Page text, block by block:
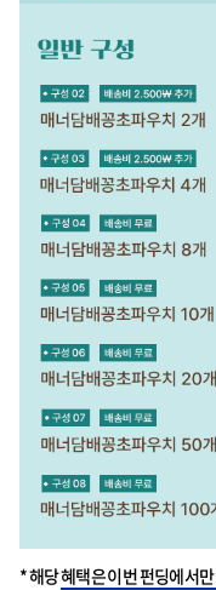
* 해당혜택은 이번 펀딩에서